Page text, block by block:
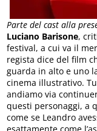
Parte del cast alla
Luciano Barisone,
festival, a cui va il
regista dice del film
guarda in alto e uno
cinema illustrativo.
andiamo via
questi personaggi, a
come se Leandro